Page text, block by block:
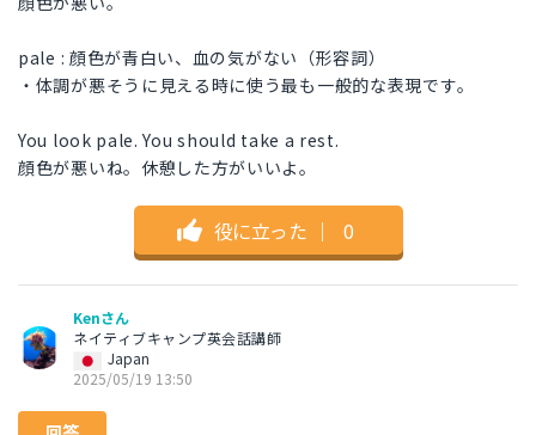
pale : 顔色が青白い、血の気がない（形容詞）
・体調が悪そうに見える時に使う最も一般的な表現です。
You look pale. You should take a rest.
顔色が悪いね。休憩した方がいいよ。
役に立った ｜ 0
Kenさん
ネイティブキャンプ英会話講師
Japan
2025/05/19 13:50